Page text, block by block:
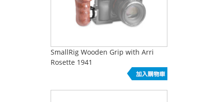
SmallRig Wooden Grip with Arri
Rosette 1941